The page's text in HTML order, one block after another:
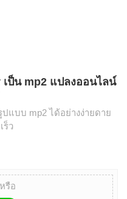
ป็น mp2 แปลงออนไลน์
แบบ mp2 ได้อย่างง่ายดาย
ร็ว
รือ